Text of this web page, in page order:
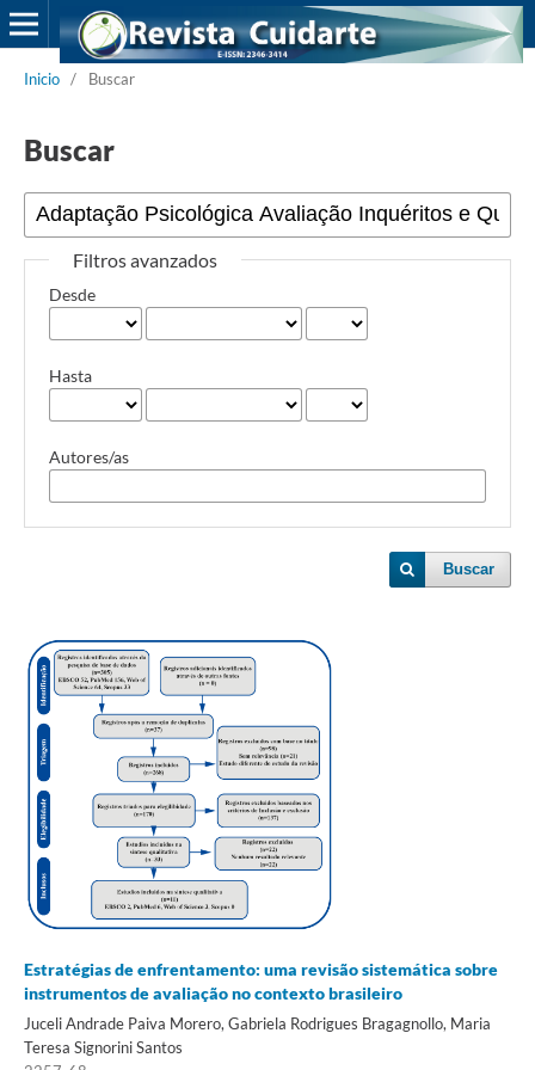
Inicio / Buscar
Buscar
Filtros avanzados
Desde
Hasta
Autores/as
Buscar
Estratégias de enfrentamento: uma revisão sistemática sobre
instrumentos de avaliação no contexto brasileiro
Juceli Andrade Paiva Morero, Gabriela Rodrigues Bragagnollo, Maria
Teresa Signorini Santos